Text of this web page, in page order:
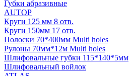
Губки абразивные
AUTOP
Круги 125 мм 8 отв.
Круги 150мм 17 отв.
Полоски 70*400мм Multi holes
Рулоны 70мм*12м Multi holes
Шлифовальные губки 115*140*5мм
Шлифовальный войлок